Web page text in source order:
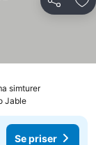
Dela
simturer
Jable
Se priser